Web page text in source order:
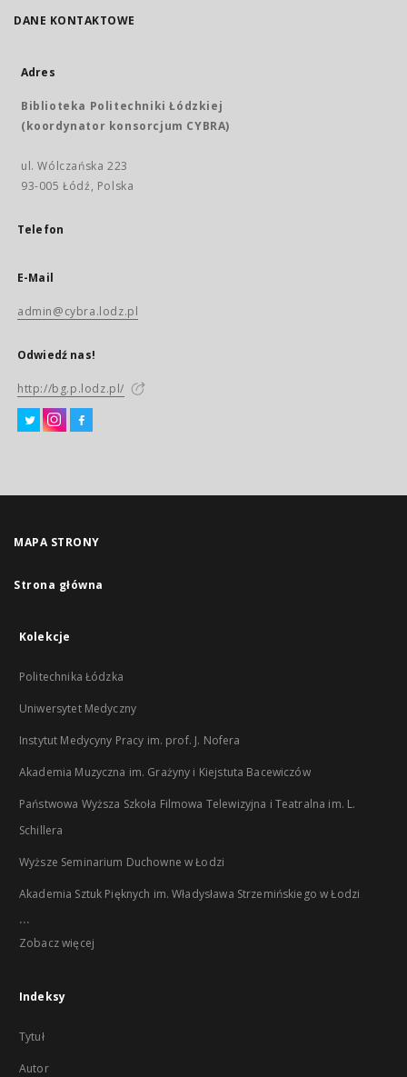
DANE KONTAKTOWE
Adres
Biblioteka Politechniki Łódzkiej
(koordynator konsorcjum CYBRA)
ul. Wólczańska 223
93-005 Łódź, Polska
Telefon
E-Mail
admin@cybra.lodz.pl
Odwiedź nas!
http://bg.p.lodz.pl/
MAPA STRONY
Strona główna
Kolekcje
Politechnika Łódzka
Uniwersytet Medyczny
Instytut Medycyny Pracy im. prof. J. Nofera
Akademia Muzyczna im. Grażyny i Kiejstuta Bacewiczów
Państwowa Wyższa Szkoła Filmowa Telewizyjna i Teatralna im. L.
Schillera
Wyższe Seminarium Duchowne w Łodzi
Akademia Sztuk Pięknych im. Władysława Strzemińskiego w Łodzi
...
Zobacz więcej
Indeksy
Tytuł
Autor